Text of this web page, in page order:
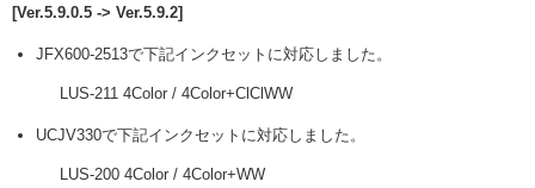
[Ver.5.9.0.5 -> Ver.5.9.2]
JFX600-2513で下記インクセットに対応しました。
LUS-211 4Color / 4Color+ClClWW
UCJV330で下記インクセットに対応しました。
LUS-200 4Color / 4Color+WW